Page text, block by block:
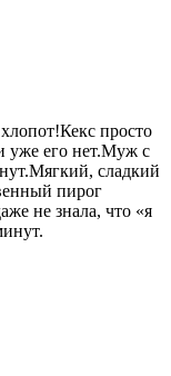
просто
уже его нет.Муж с
сладкий
пирог
не знала, что «я